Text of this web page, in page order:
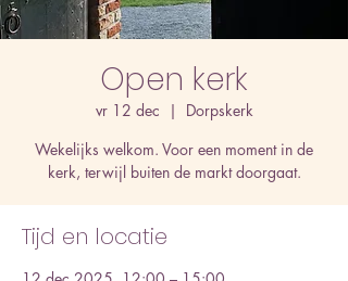
Open kerk
vr 12 dec
  |
Dorpskerk
Wekelijks welkom. Voor een moment in de
kerk, terwijl buiten de markt doorgaat.
Tijd en locatie